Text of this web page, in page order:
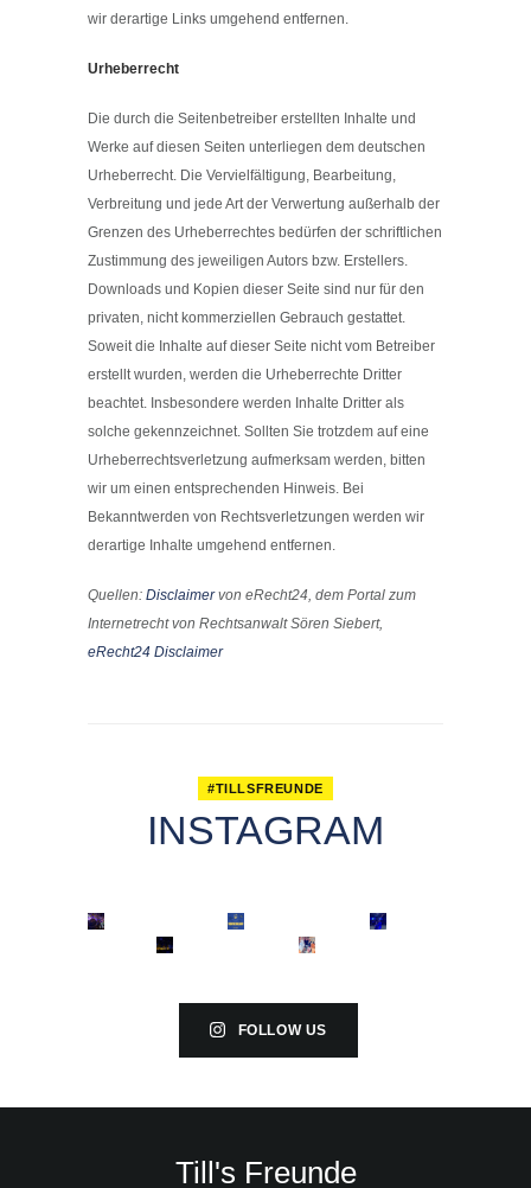
wir derartige Links umgehend entfernen.
Urheberrecht
Die durch die Seitenbetreiber erstellten Inhalte und
Werke auf diesen Seiten unterliegen dem deutschen
Urheberrecht. Die Vervielfältigung, Bearbeitung,
Verbreitung und jede Art der Verwertung außerhalb der
Grenzen des Urheberrechtes bedürfen der schriftlichen
Zustimmung des jeweiligen Autors bzw. Erstellers.
Downloads und Kopien dieser Seite sind nur für den
privaten, nicht kommerziellen Gebrauch gestattet.
Soweit die Inhalte auf dieser Seite nicht vom Betreiber
erstellt wurden, werden die Urheberrechte Dritter
beachtet. Insbesondere werden Inhalte Dritter als
solche gekennzeichnet. Sollten Sie trotzdem auf eine
Urheberrechtsverletzung aufmerksam werden, bitten
wir um einen entsprechenden Hinweis. Bei
Bekanntwerden von Rechtsverletzungen werden wir
derartige Inhalte umgehend entfernen.
Quellen: Disclaimervon eRecht24, dem Portal zum
Internetrecht von Rechtsanwalt Sören Siebert,
eRecht24 Disclaimer
#TILLSFREUNDE
INSTAGRAM
FOLLOW US
Till's Freunde